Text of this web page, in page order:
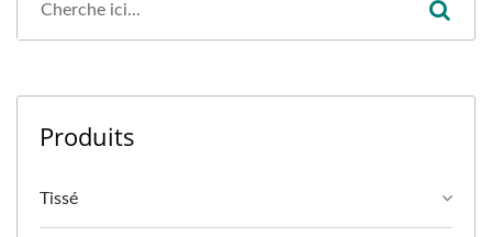
Produits
Tissé